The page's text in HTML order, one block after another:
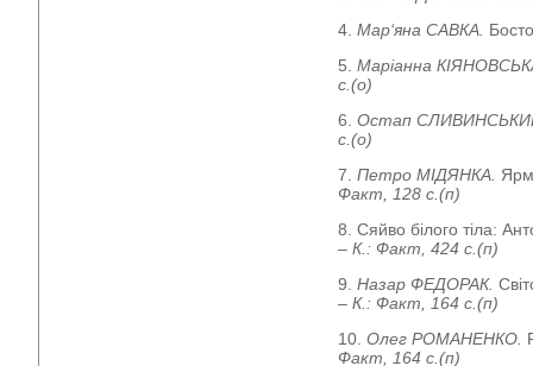
4. Мар‘яна САВКА.
5. Маріанна
с.(о)
6. Остап
с.(о)
7. Петро МІДЯНКА.
Факт, 128 с.(п)
8. Сяйво білого тіла:
– К.: Факт, 424 с.(п)
9. Назар ФЕДОРАК.
– К.: Факт, 164 с.(п)
10. Олег РОМАНЕНКО.
Факт, 164 с.(п)